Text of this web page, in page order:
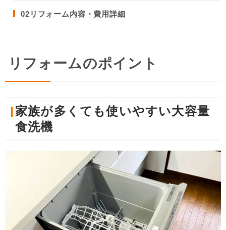
02 リフォーム内容・費用詳細
リフォームのポイント
家族が多くても使いやすい大容量
食洗機